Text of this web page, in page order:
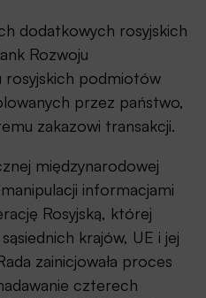
dodatkowych rosyjskich
Rozwoju
rosyjskich podmiotów
przez państwo,
zakazowi transakcji.
międzynarodowej
informacjami
Rosyjską, której
krajów, UE i jej
zainicjowała proces
czterech